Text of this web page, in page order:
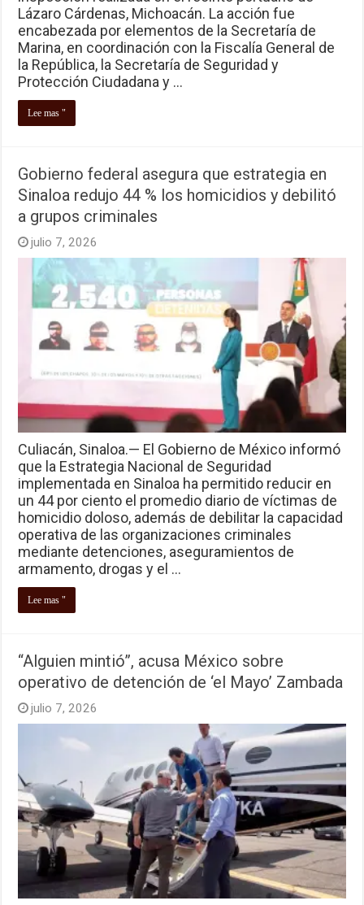
Lázaro Cárdenas, Michoacán. La acción fue
encabezada por elementos de la Secretaría de
Marina, en coordinación con la Fiscalía General de
la República, la Secretaría de Seguridad y
Protección Ciudadana y …
Lee mas "
Gobierno federal asegura que estrategia en
Sinaloa redujo 44 % los homicidios y debilitó
a grupos criminales
julio 7, 2026
Culiacán, Sinaloa.— El Gobierno de México informó
que la Estrategia Nacional de Seguridad
implementada en Sinaloa ha permitido reducir en
un 44 por ciento el promedio diario de víctimas de
homicidio doloso, además de debilitar la capacidad
operativa de las organizaciones criminales
mediante detenciones, aseguramientos de
armamento, drogas y el …
Lee mas "
“Alguien mintió”, acusa México sobre
operativo de detención de ‘el Mayo’ Zambada
julio 7, 2026